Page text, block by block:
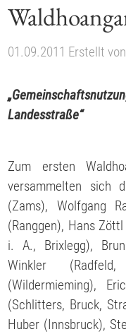
01.09.2011 Erstellt von
Landesstraße“
Zum ersten
versammelten sich
(Zams), Wolfgang
(Ranggen), Hans
i. A., Brixlegg),
Winkler
(Wildermieming),
(Schlitters, Bruck,
Huber (Innsbruck),